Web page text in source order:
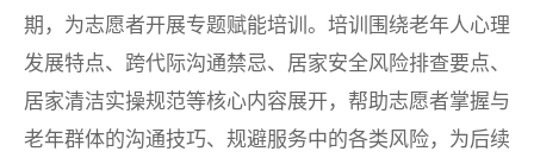
期，为志愿者开展专题赋能培训。培训围绕老年人心理
发展特点、跨代际沟通禁忌、居家安全风险排查要点、
居家清洁实操规范等核心内容展开，帮助志愿者掌握与
老年群体的沟通技巧、规避服务中的各类风险，为后续